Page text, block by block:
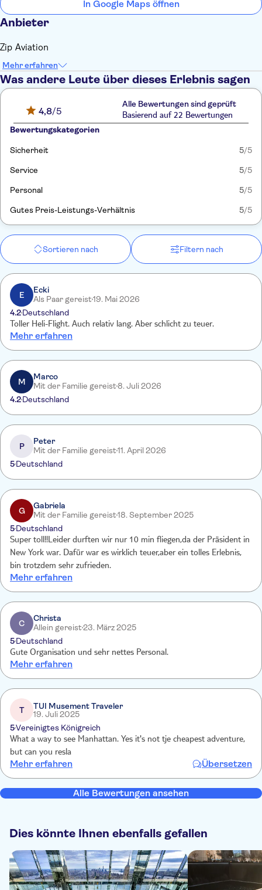
In Google Maps öffnen
Anbieter
Zip Aviation
Mehr erfahren
Was andere Leute über dieses Erlebnis sagen
4,8/5
Alle Bewertungen sind geprüft
Basierend auf 22 Bewertungen
Bewertungskategorien
Sicherheit 5/5
Service 5/5
Personal 5/5
Gutes Preis-Leistungs-Verhältnis 5/5
Sortieren nach Filtern nach
E
Ecki
Als Paar gereist19. Mai 2026
4.2Deutschland
Toller Heli-Flight. Auch relativ lang. Aber schlicht zu teuer.
Mehr erfahren
M
Marco
Mit der Familie gereist 8. Juli 2026
4.2Deutschland
P
Peter
Mit der Familie gereist11. April 2026
5Deutschland
G
Gabriela
Mit der Familie gereist18. September 2025
5Deutschland
Super toll!!Leider durften wir nur 10 min fliegen,da der Präsident in
New York war. Dafür war es wirklich teuer,aber ein tolles Erlebnis,
bin trotzdem sehr zufrieden.
Mehr erfahren
C
Christa
Allein gereist23. März 2025
5Deutschland
Gute Organisation und sehr nettes Personal.
Mehr erfahren
T
TUI Musement Traveler
19. Juli 2025
5Vereinigtes Königreich
What a way to see Manhattan. Yes it's not tje cheapest adventure,
but can you resla
Mehr erfahren Übersetzen
Alle Bewertungen ansehen
Dies könnte Ihnen ebenfalls gefallen